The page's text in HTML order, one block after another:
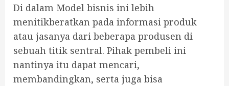
Di dalam Model bisnis ini lebih
menitikberatkan pada informasi produk
atau jasanya dari beberapa produsen di
sebuah titik sentral. Pihak pembeli ini
nantinya itu dapat mencari,
membandingkan, serta juga bisa